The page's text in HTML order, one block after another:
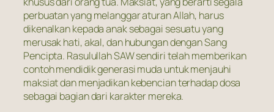
perbuatan yang melanggar aturan Allah, harus
dikenalkan kepada anak sebagai sesuatu yang
merusak hati, akal, dan hubungan dengan Sang
Pencipta. Rasulullah SAW sendiri telah memberikan
contoh mendidik generasi muda untuk menjauhi
maksiat dan menjadikan kebencian terhadap dosa
sebagai bagian dari karakter mereka.